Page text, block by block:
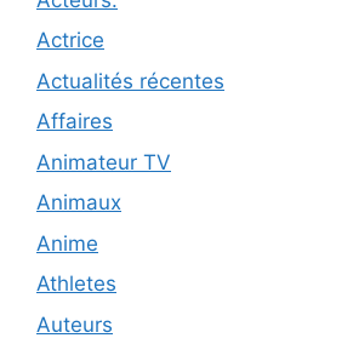
Actrice
Actualités récentes
Affaires
Animateur TV
Animaux
Anime
Athletes
Auteurs